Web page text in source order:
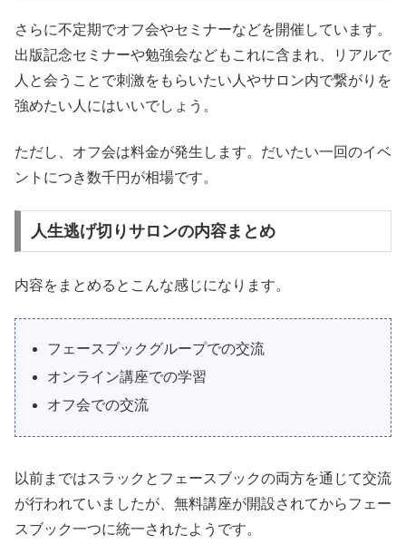
さらに不定期でオフ会やセミナーなどを開催しています。
出版記念セミナーや勉強会などもこれに含まれ、リアルで
人と会うことで刺激をもらいたい人やサロン内で繋がりを
強めたい人にはいいでしょう。
ただし、オフ会は料金が発生します。だいたい一回のイベ
ントにつき数千円が相場です。
人生逃げ切りサロンの内容まとめ
内容をまとめるとこんな感じになります。
フェースブックグループでの交流
オンライン講座での学習
オフ会での交流
以前まではスラックとフェースブックの両方を通じて交流
が行われていましたが、無料講座が開設されてからフェー
スブック一つに統一されたようです。